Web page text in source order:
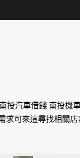
汽車借錢 南投
可來這尋找相關